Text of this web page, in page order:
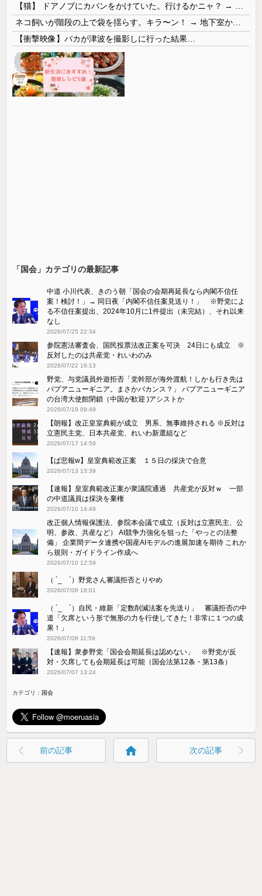
【衝撃映像】バカが津波を撮影しに行った結果…
「国会」カテゴリの最新記事
中道 小川代表、きのう朝「国会の会期再延長なら内閣不信任
案！検討！」→ 同日夜「内閣不信任案見送り！」 ※野党によ
る不信任案提出、2024年10月に1件提出（未完結）、それ以来
なし
2026/07/25 22:34
参院憲法審査会、国民投票法改正案を可決 24日にも成立 ※
反対したのは共産党・れいわのみ
2026/07/22 16:13
野党、与党議員外遊拒否「党幹部が海外渡航！しかも行き先は
パプアニューギニア。まさかバカンス？」 パプアニューギニア
の台湾大使館閉鎖（中国が歓迎 )アシストか
2026/07/19 09:49
【朗報】改正皇室典範が成立 男系、無事維持される ※反対は
立憲民主党、日本共産党、れいわ新選組など
2026/07/17 14:59
【ぱ悲報w】皇室典範改正案 １５日の採決で合意
2026/07/13 13:39
【速報】皇室典範改正案が衆議院通過 共産党が反対ｗ 一部
の中道議員は採決を棄権
2026/07/10 14:49
改正個人情報保護法、参院本会議で成立（反対は立憲民主、公
明、参政、共産など） AI競争力強化を狙った「やっとの法整
備」 企業間データ連携や国産AIモデルの進展加速を期待 これか
ら規則・ガイドライン作成へ
2026/07/10 12:59
（ ´_ゝ`）野党さん審議拒否とりやめ
2026/07/08 18:01
（ ´_ゝ`）自民・維新「定数削減法案を先送り」 審議拒否の中
道「欠席という形で無形の力を行使してきた！非常に１つの成
果！」
2026/07/08 11:59
【速報】衆参野党「国会会期延長は認めない」 ※野党が反
対・欠席しても会期延長は可能（国会法第12条・第13条）
2026/07/07 13:24
カテゴリ： 国会
前の記事 home 次の記事